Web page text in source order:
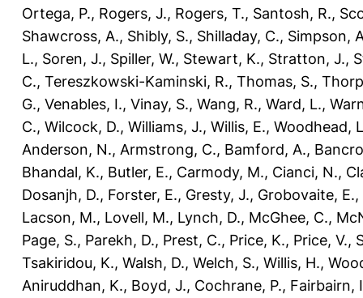
Ortega, P., Rogers, J., Rogers, T., Santosh, R.,
Shawcross, A., Shibly, S., Shilladay, C., Simpson,
L., Soren, J., Spiller, W., Stewart, K., Stratton, J.,
C., Tereszkowski-Kaminski, R., Thomas, S.,
G., Venables, I., Vinay, S., Wang, R., Ward, L.,
C., Wilcock, D., Williams, J., Willis, E., Woodhead,
Anderson, N., Armstrong, C., Bamford, A.,
Bhandal, K., Butler, E., Carmody, M., Cianci, N.,
Dosanjh, D., Forster, E., Gresty, J., Grobovaite, E.,
Lacson, M., Lovell, M., Lynch, D., McGhee, C.,
Page, S., Parekh, D., Prest, C., Price, K., Price, V.,
Tsakiridou, K., Walsh, D., Welch, S., Willis, H.,
Aniruddhan, K., Boyd, J., Cochrane, P., Fairbairn,